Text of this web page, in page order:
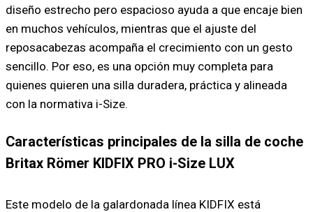
diseño estrecho pero espacioso ayuda a que encaje bien
en muchos vehículos, mientras que el ajuste del
reposacabezas acompaña el crecimiento con un gesto
sencillo. Por eso, es una opción muy completa para
quienes quieren una silla duradera, práctica y alineada
con la normativa i-Size.
Características principales de la silla de coche
Britax Römer KIDFIX PRO i-Size LUX
Este modelo de la galardonada línea KIDFIX está